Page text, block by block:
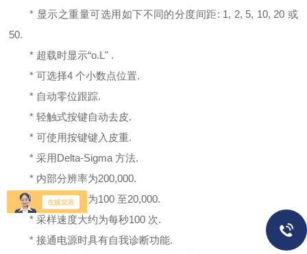
* 显示之重量可选用如下不同的分度间距: 1, 2, 5, 10, 20 或
50.
* 超载时显示“o.L" .
* 可选择4 个小数点位置.
* 自动零位跟踪.
* 轻触式按键自动去皮.
* 可使用按键键入皮重.
* 采用Delta-Sigma 方法.
* 内部分辨率为200,000.
* 显示分辨率为100 至20,000.
* 采样速度大约为每秒100 次.
* 接通电源时具有自我诊断功能.